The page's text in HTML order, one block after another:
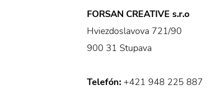
FORSAN CREATIVE s.r.o
Hviezdoslavova 721/90
900 31 Stupava
Telefón: +421 948 225 887